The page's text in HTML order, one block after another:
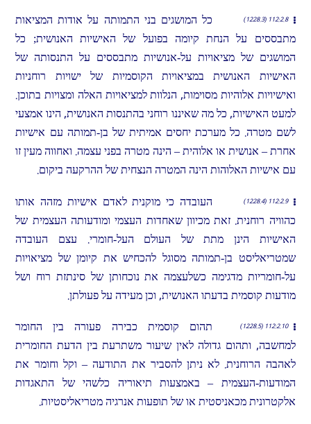
112:2.8 (1228.3)
כל המושגים בני התמותה על אודות המציאות
מתבססים על הנחת קיומה בפועל של האישיות האנושית; כל
המושגים של מציאויות על-אנושיות מתבססים על התנסותה של
האישיות האנושית במציאויות הקוסמיות של ישויות רוחניות
ואישיויות אלוהיות מסוימות, הנלוות למציאויות האלה ומצויות בתוכן.
למעט האישיות, כל מה שאיננו רוחני בהתנסות האנושית, הינו אמצעי
לשם מטרה. כל מערכת יחסים אמיתית של בן-תמותה עם אישיות
אחרת – אנושית או אלוהית – הינה מטרה בפני עצמה. ואחווה מעין זו
עם אישיות האלוהות הינה המטרה הנצחית של ההרקעה ביקום.
112:2.9 (1228.4)
העובדה כי מוקנית לאדם אישיות מזהה אותו
כהוויה רוחנית. זאת מכיוון שאחדות העצמי ומודעותה העצמית של
האישיות הינן מתת של העולם העל-חומרי. עצם העובדה
שמטריאליסט בן-תמותה מסוגל להכחיש את קיומן של מציאויות
על-חומריות מדגימה כשלעצמה את נוכחותן של סינתזת רוח ושל
מודעות קוסמית בדעתו האנושית, וכן מעידה על פעולתן.
112:2.10 (1228.5)
תהום קוסמית כבירה פעורה בין החומר
למחשבה, ותהום גדולה לאין שיעור משתרעת בין הדעת החומרית
לאהבה הרוחנית. לא ניתן להסביר את התודעה – וקל וחומר את
המודעות-העצמית – באמצעות תיאוריה כלשהי של התאגדות
אלקטרונית מכאניסטית או של תופעות אנרגיה מטריאליסטיות.